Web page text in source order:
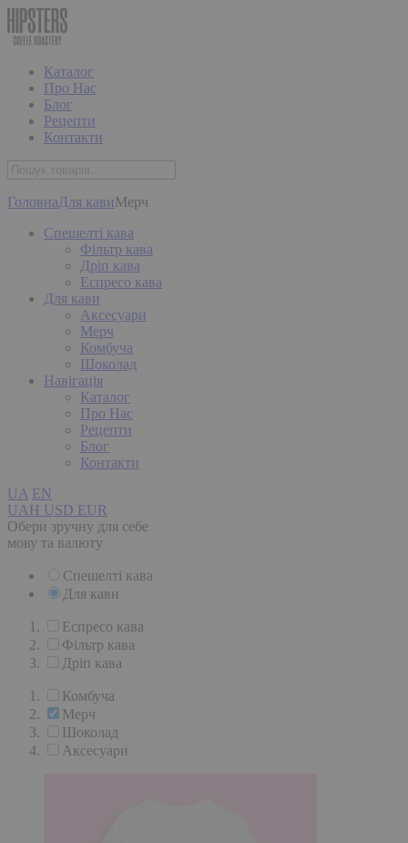
Каталог
Про Нас
Блог
Рецепти
Контакти
ГоловнаДля кавиМерч
Спешелті кава
Фільтр кава
Дріп кава
Еспресо кава
Для кави
Аксесуари
Мерч
Комбуча
Шоколад
Навігація
Каталог
Про Нас
Рецепти
Блог
Контакти
UA EN
UAH USD EUR
Обери зручну для себе
мову та валюту
Спешелті кава
Для кави
Еспресо кава
Фільтр кава
Дріп кава
Комбуча
Мерч
Шоколад
Аксесуари